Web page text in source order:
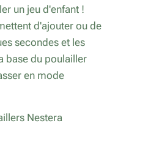
un jeu d'enfant !
d'ajouter ou de
secondes et les
base du poulailler
en mode
Nestera